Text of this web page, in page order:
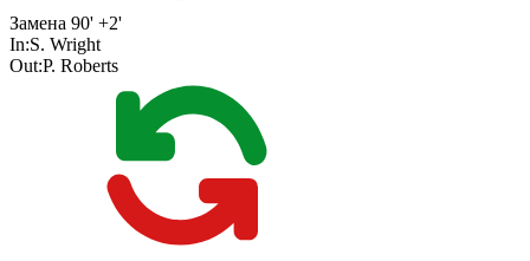
Замена 90' +2'
In:S. Wright
Out:P. Roberts